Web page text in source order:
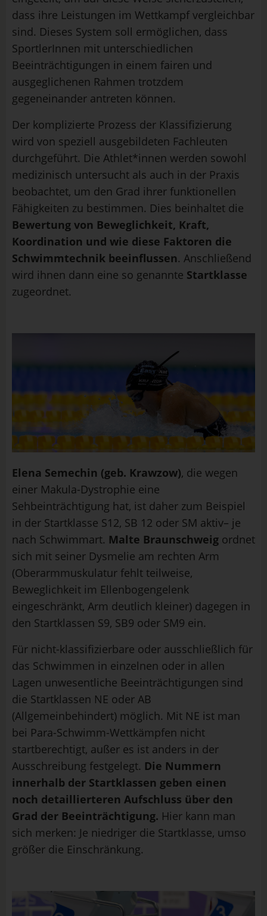
dass ihre Leistungen im Wettkampf vergleichbar
sind. Dieses System soll ermöglichen, dass
SportlerInnen mit unterschiedlichen
Beeinträchtigungen in einem fairen und
ausgeglichenen Rahmen trotzdem
gegeneinander antreten können.
Der komplizierte Prozess der Klassifizierung
wird von speziell ausgebildeten Fachleuten
durchgeführt. Die Athlet*innen werden sowohl
medizinisch untersucht als auch in der Praxis
beobachtet, um den Grad ihrer funktionellen
Fähigkeiten zu bestimmen. Dies beinhaltet die
Bewertung von Beweglichkeit, Kraft,
Koordination und wie diese Faktoren die
Schwimmtechnik beeinflussen. Anschließend
wird ihnen dann eine so genannte Startklasse
zugeordnet.
Elena Semechin (geb. Krawzow), die wegen
einer Makula-Dystrophie eine
Sehbeinträchtigung hat, ist daher zum Beispiel
in der Startklasse S12, SB 12 oder SM aktiv– je
nach Schwimmart. Malte Braunschweig ordnet
sich mit seiner Dysmelie am rechten Arm
(Oberarmmuskulatur fehlt teilweise,
Beweglichkeit im Ellenbogengelenk
eingeschränkt, Arm deutlich kleiner) dagegen in
den Startklassen S9, SB9 oder SM9 ein.
Für nicht-klassifizierbare oder ausschließlich für
das Schwimmen in einzelnen oder in allen
Lagen unwesentliche Beeinträchtigungen sind
die Startklassen NE oder AB
(Allgemeinbehindert) möglich. Mit NE ist man
bei Para-Schwimm-Wettkämpfen nicht
startberechtigt, außer es ist anders in der
Ausschreibung festgelegt. Die Nummern
innerhalb der Startklassen geben einen
noch detaillierteren Aufschluss über den
Grad der Beeinträchtigung. Hier kann man
sich merken: Je niedriger die Startklasse, umso
größer die Einschränkung.